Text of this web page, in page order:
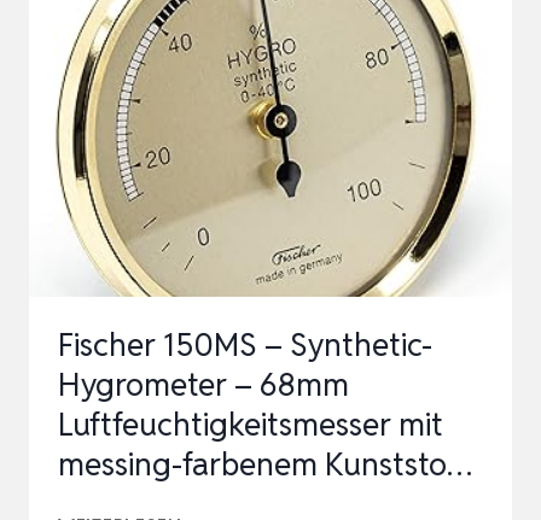
ANALOG
UND
THERMOMETER
ANALOG
AUS
EDELSTAHL
–
HY…
Fischer 150MS – Synthetic-
Hygrometer – 68mm
Luftfeuchtigkeitsmesser mit
messing-farbenem Kunststo…